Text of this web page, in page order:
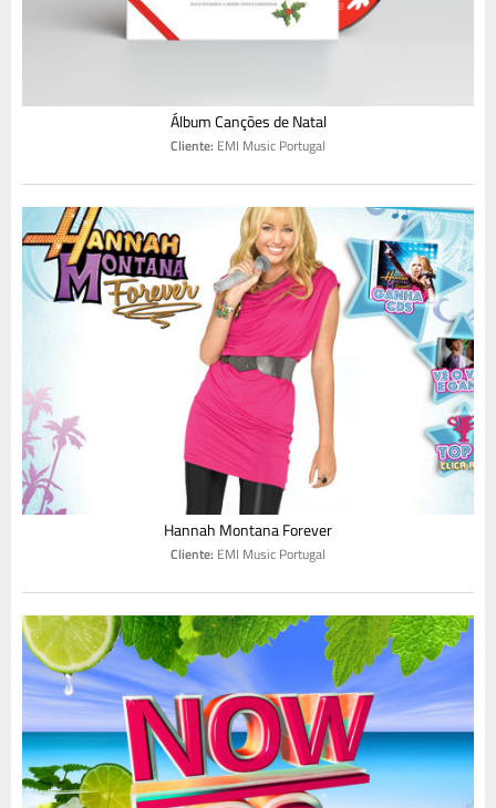
Álbum Canções de Natal
Cliente: EMI Music Portugal
Hannah Montana Forever
Cliente: EMI Music Portugal